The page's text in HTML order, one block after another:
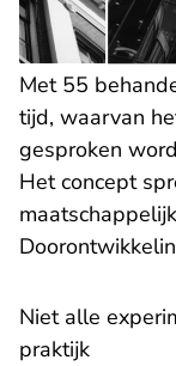
Met 55
tijd, waarvan
gesproken
Het concept
Niet alle
praktijk